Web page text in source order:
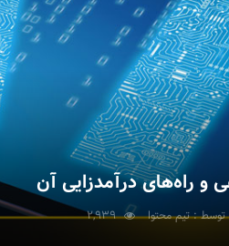
راه‌های درآمدزایی آن
توسط : تیم محتوا 2,939